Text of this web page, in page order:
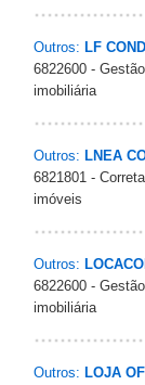
Outros: LF
6822600 -
imobiliária
Outros: LNEA
6821801 -
imóveis
Outros:
6822600 -
imobiliária
Outros: LOJA